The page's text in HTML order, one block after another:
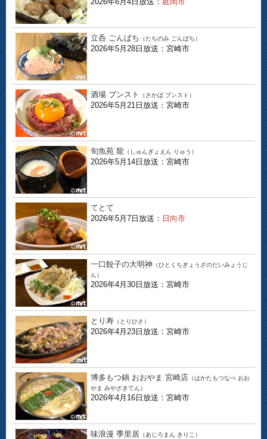
立呑 ごんぱち （たちのみ ごんぱち）
2026年5月28日放送：宮崎市
酒場 ブンスト （さかば ブンスト）
2026年5月21日放送：宮崎市
旬魚苑 龍 （しゅんぎょえん りゅう）
2026年5月14日放送：宮崎市
てとて
2026年5月7日放送： 日向市
一口餃子の大明神 （ひとくちぎょうざのだいみょうじ
ん）
2026年4月30日放送：宮崎市
とり寿 （とりひさ）
2026年4月23日放送：宮崎市
博多もつ鍋 おおやま 宮崎店 （はかたもつなべ おお
やま みやざきてん）
2026年4月16日放送：宮崎市
味浪漫 季里居 （あじろまん きりこ）